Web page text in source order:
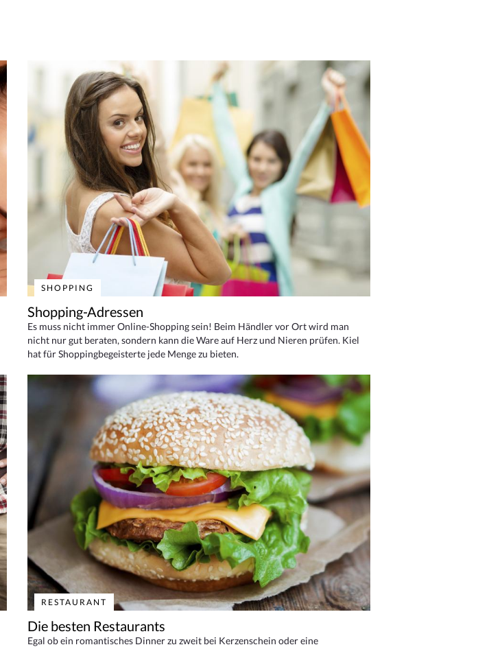
SHOPPING
Shopping-Adressen
Es muss nicht immer Online-Shopping sein! Beim Händler vor Ort wird man
nicht nur gut beraten, sondern kann die Ware auf Herz und Nieren prüfen. Kiel
hat für Shoppingbegeisterte jede Menge zu bieten.
RESTAURANT
Die besten Restaurants
Egal ob ein romantisches Dinner zu zweit bei Kerzenschein oder eine